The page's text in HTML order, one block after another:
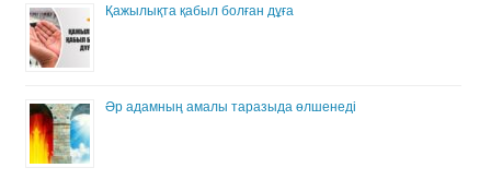
Қажылықта қабыл болған дұға
Әр адамның амалы таразыда өлшенеді